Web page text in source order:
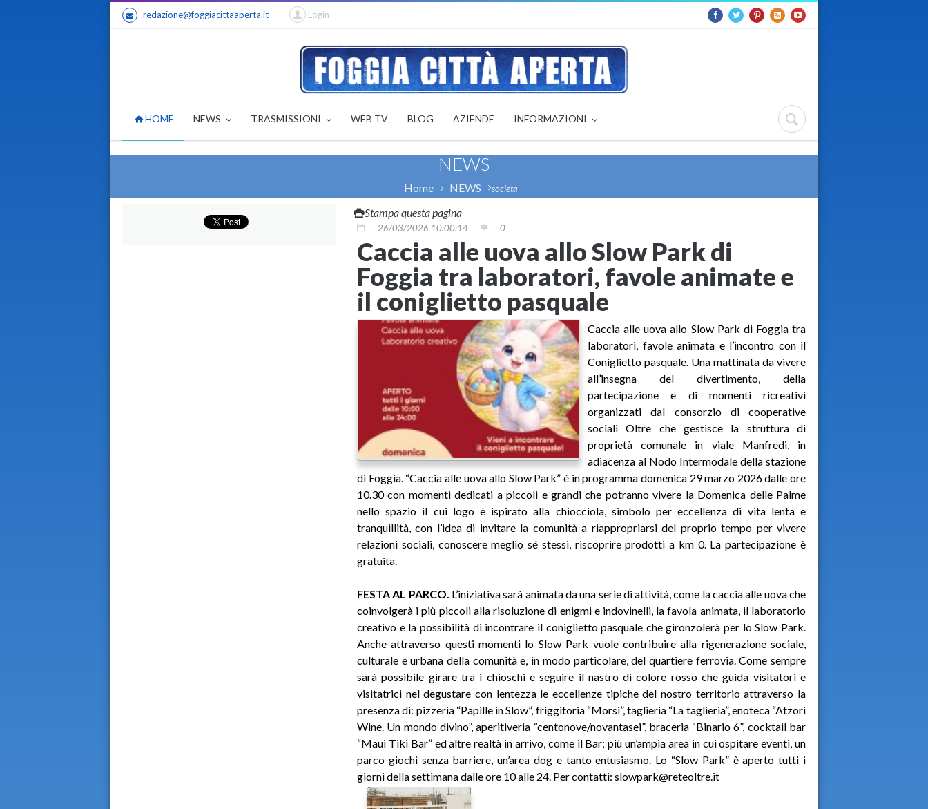
redazione@foggiacittaaperta.it Login
HOME NEWS TRASMISSIONI WEB TV BLOG AZIENDE INFORMAZIONI
NEWS
Home NEWS societa
Stampa questa pagina
26/03/2026 10:00:14 0
Caccia alle uova allo Slow Park di
Foggia tra laboratori, favole animate e
il coniglietto pasquale
Caccia alle uova allo Slow Park di Foggia tra
laboratori, favole animata e l’incontro con il
Coniglietto pasquale. Una mattinata da vivere
all’insegna del divertimento, della
partecipazione e di momenti ricreativi
organizzati dal consorzio di cooperative
sociali Oltre che gestisce la struttura di
proprietà comunale in viale Manfredi, in
adiacenza al Nodo Intermodale della stazione
di Foggia. “Caccia alle uova allo Slow Park” è in programma domenica 29 marzo 2026 dalle ore
10.30 con momenti dedicati a piccoli e grandi che potranno vivere la Domenica delle Palme
nello spazio il cui logo è ispirato alla chiocciola, simbolo per eccellenza di vita lenta e
tranquillità, con l’idea di invitare la comunità a riappropriarsi del proprio tempo per vivere
relazioni sociali, conoscere meglio sé stessi, riscoprire prodotti a km 0. La partecipazione è
gratuita.
FESTA AL PARCO. L’iniziativa sarà animata da una serie di attività, come la caccia alle uova che
coinvolgerà i più piccoli alla risoluzione di enigmi e indovinelli, la favola animata, il laboratorio
creativo e la possibilità di incontrare il coniglietto pasquale che gironzolerà per lo Slow Park.
Anche attraverso questi momenti lo Slow Park vuole contribuire alla rigenerazione sociale,
culturale e urbana della comunità e, in modo particolare, del quartiere ferrovia. Come sempre
sarà possibile girare tra i chioschi e seguire il nastro di colore rosso che guida visitatori e
visitatrici nel degustare con lentezza le eccellenze tipiche del nostro territorio attraverso la
presenza di: pizzeria “Papille in Slow”, friggitoria “Morsi”, taglieria “La taglieria”, enoteca “Atzori
Wine. Un mondo divino”, aperitiveria “centonove/novantasei”, braceria “Binario 6”, cocktail bar
“Maui Tiki Bar” ed altre realtà in arrivo, come il Bar; più un’ampia area in cui ospitare eventi, un
parco giochi senza barriere, un’area dog e tanto entusiasmo. Lo “Slow Park” è aperto tutti i
giorni della settimana dalle ore 10 alle 24. Per contatti: slowpark@reteoltre.it